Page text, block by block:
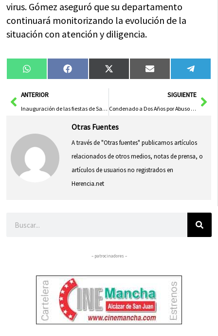
virus. Gómez aseguró que su departamento
continuará monitorizando la evolución de la
situación con atención y diligencia.
Compartir
en
WhatsAppCompartir
en
FacebookCompartir
en
X
(Twitter)
Compartir
en
Email
en
AntANTERIOR
Inauguración de las fiestas de San Mateo 2025 con el pregón de Diego Escudero Atienza este jueves
SIGUIENTE
Condenado a Dos Años por Abuso de Menor en Manzanares tras Confesión
Otras Fuentes
A través de "Otras fuentes" publicamos artículos
relacionados de otros medios, notas de prensa, o
artículos de usuarios no registrados en
Herencia.net
– patrocinadores –